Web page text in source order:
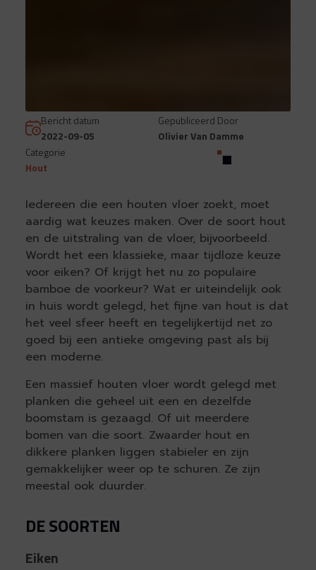
Bericht datum
2022-09-05
Gepubliceerd Door
Olivier Van Damme
Categorie
Hout
Iedereen die een houten vloer zoekt, moet
aardig wat keuzes maken. Over de soort hout
en de uitstraling van de vloer, bijvoorbeeld.
Wordt het een klassieke, maar tijdloze keuze
voor eiken? Of krijgt het nu zo populaire
bamboe de voorkeur? Wat er uiteindelijk ook
in huis wordt gelegd, het fijne van hout is dat
het veel sfeer heeft en tegelijkertijd net zo
goed bij een antieke omgeving past als bij
een moderne.
Een massief houten vloer wordt gelegd met
planken die geheel uit een en dezelfde
boomstam is gezaagd. Of uit meerdere
bomen van die soort. Zwaarder hout en
dikkere planken liggen stabieler en zijn
gemakkelijker weer op te schuren. Ze zijn
meestal ook duurder.
DE SOORTEN
Eiken